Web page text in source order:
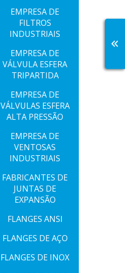
EMPRESA DE
FILTROS
INDUSTRIAIS
EMPRESA DE
VÁLVULA ESFERA
TRIPARTIDA
EMPRESA DE
VÁLVULAS ESFERA
ALTA PRESSÃO
EMPRESA DE
VENTOSAS
INDUSTRIAIS
FABRICANTES DE
JUNTAS DE
EXPANSÃO
FLANGES ANSI
FLANGES DE AÇO
FLANGES DE INOX